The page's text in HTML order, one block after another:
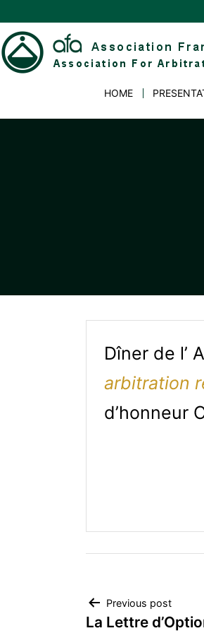
to
content
d'Arbitrage
HOME
Dîner de l’
arbitration
d’honneur
Post
Previous post
La Lettre